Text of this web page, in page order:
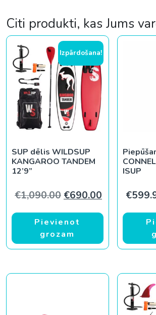
Citi produkti, kas Jums
Izpārdošana!
SUP dēlis WILDSUP
KANGAROO TANDEM
12’9”
€1,090.00 Original price was:
€690.00 Current
Pievienot
grozam
ISUP
€